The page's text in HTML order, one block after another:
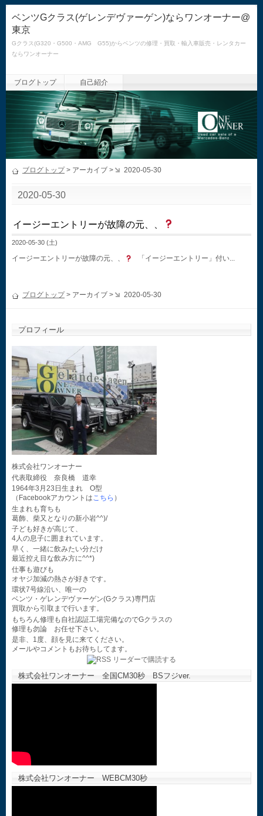
ベンツGクラス(ゲレンデヴァーゲン)ならワンオーナー@
東京
Gクラス(G320・G500・AMG G55)からベンツの修理・買取・輸入車販売・レンタカー
ならワンオーナー
ブログトップ 自己紹介
ブログトップ> アーカイブ > 2020-05-30
2020-05-30
イージーエントリーが故障の元、、
2020-05-30 (土)
イージーエントリーが故障の元、、 「イージーエントリー」付い...
ブログトップ> アーカイブ > 2020-05-30
プロフィール
株式会社ワンオーナー
代表取締役 奈良橋 道幸
1964年3月23日生まれ O型
（Facebookアカウントはこちら ）
生まれも育ちも
葛飾、柴又となりの新小岩^^)/
子ども好きが高じて、
4人の息子に囲まれています。
早く、一緒に飲みたい分だけ
最近控え目な飲み方に^^*)
仕事も遊びも
オヤジ加減の熱さが好きです。
環状7号線沿い、唯一の
ベンツ・ゲレンデヴァーゲン(Gクラス)専門店
買取から引取まで行います。
もちろん修理も自社認証工場完備なのでGクラスの
修理も勿論 お任せ下さい。
是非、1度、顔を見に来てください。
メールやコメントもお待ちしてます。
株式会社ワンオーナー 全国CM30秒 BSフジver.
株式会社ワンオーナー WEBCM30秒